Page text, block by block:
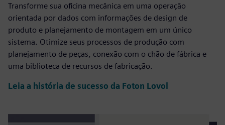
Transforme sua oficina mecânica em uma operação
orientada por dados com informações de design de
produto e planejamento de montagem em um único
sistema. Otimize seus processos de produção com
planejamento de peças, conexão com o chão de fábrica e
uma biblioteca de recursos de fabricação.
Leia a história de sucesso da Foton Lovol